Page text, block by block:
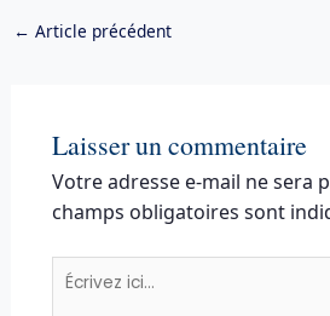
← Article précédent
Laisser un commentaire
Votre adresse e-mail ne sera
champs obligatoires sont
Écrivez